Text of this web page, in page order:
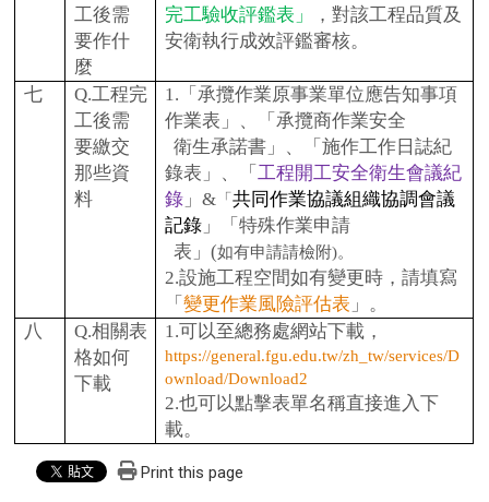
工後需
要作什
麼
完工驗收評鑑表 」
，對該工程品質及
安衛執行成效評鑑審核。
七 Q.工程完
工後需
要繳交
那些資
料
1. 「承攬作業原事業單位應告知事項
作業表」、「承攬商作業安全
衛生承諾書」、「施作工作日誌紀
錄表」、「 工程開工安全衛生會議紀
錄」&「 共同作業協議組織協調會議
記錄」「特殊作業申請
表」(如有申請請檢附)。
2.設施工程空間如有變更時，請填寫
「 變更作業風險評估表 」。
八
Q.相關表
格如何
下載
1.可以至總務處網站下載，
https://general.fgu.edu.tw/zh_tw/services/D
ownload/Download2
2.也可以點擊表單名稱直接進入下
載。
Print this page